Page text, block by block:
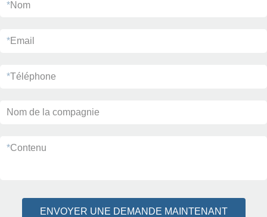
*Nom
*Email
*Téléphone
Nom de la compagnie
*Contenu
ENVOYER UNE DEMANDE MAINTENANT